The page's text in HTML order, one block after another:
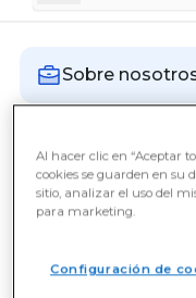
Sobre
Sobre
Nuestra misión
En Prime
nuestros
experiencia
Al hacer clic en “Aceptar
cookies se guarden en su
sitio, analizar el uso del
para marketing.
Configuración de